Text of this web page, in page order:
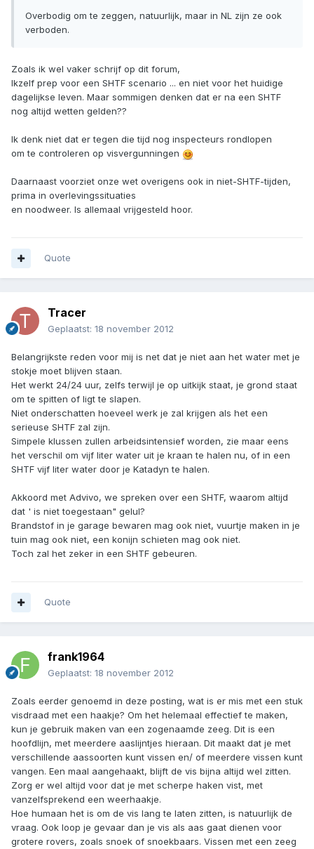
Overbodig om te zeggen, natuurlijk, maar in NL zijn ze ook
verboden.
Zoals ik wel vaker schrijf op dit forum,
Ikzelf prep voor een SHTF scenario ... en niet voor het huidige
dagelijkse leven. Maar sommigen denken dat er na een SHTF
nog altijd wetten gelden??
Ik denk niet dat er tegen die tijd nog inspecteurs rondlopen
om te controleren op visvergunningen
Daarnaast voorziet onze wet overigens ook in niet-SHTF-tijden,
prima in overlevingssituaties
en noodweer. Is allemaal vrijgesteld hoor.
Quote
Tracer
Geplaatst: 18 november 2012
Belangrijkste reden voor mij is net dat je niet aan het water met je
stokje moet blijven staan.
Het werkt 24/24 uur, zelfs terwijl je op uitkijk staat, je grond staat
om te spitten of ligt te slapen.
Niet onderschatten hoeveel werk je zal krijgen als het een
serieuse SHTF zal zijn.
Simpele klussen zullen arbeidsintensief worden, zie maar eens
het verschil om vijf liter water uit je kraan te halen nu, of in een
SHTF vijf liter water door je Katadyn te halen.
Akkoord met Advivo, we spreken over een SHTF, waarom altijd
dat ' is niet toegestaan" gelul?
Brandstof in je garage bewaren mag ook niet, vuurtje maken in je
tuin mag ook niet, een konijn schieten mag ook niet.
Toch zal het zeker in een SHTF gebeuren.
Quote
frank1964
Geplaatst: 18 november 2012
Zoals eerder genoemd in deze posting, wat is er mis met een stuk
visdraad met een haakje? Om het helemaal effectief te maken,
kun je gebruik maken van een zogenaamde zeeg. Dit is een
hoofdlijn, met meerdere aaslijntjes hieraan. Dit maakt dat je met
verschillende aassoorten kunt vissen en/ of meerdere vissen kunt
vangen. Een maal aangehaakt, blijft de vis bijna altijd wel zitten.
Zorg er wel altijd voor dat je met scherpe haken vist, met
vanzelfsprekend een weerhaakje.
Hoe humaan het is om de vis lang te laten zitten, is natuurlijk de
vraag. Ook loop je gevaar dan je vis als aas gaat dienen voor
grotere rovers, zoals snoek of snoekbaars. Vissen met een zeeg